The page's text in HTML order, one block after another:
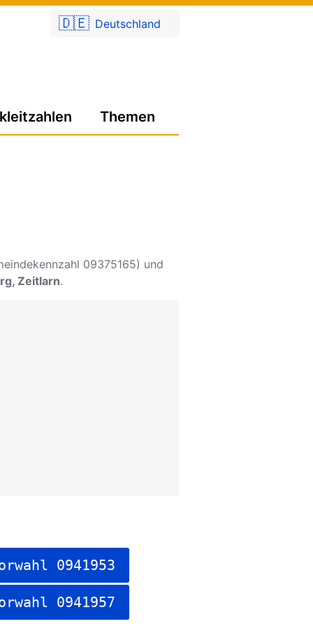
🇩🇪 Deutschland
Themen
09375165) und
Zeitlarn.
0941953
0941957